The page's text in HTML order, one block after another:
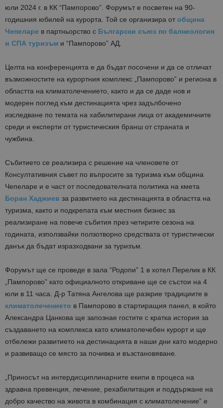
юли 2024 г. в КК “Пампорово”. Форумът е посветен на 90-
годишния юбилей на курорта. Той се организира от община
Чепеларе в партньорство с Български съюз по балнеология
и СПА туризъм и “Пампорово” АД.
Целта на конференцията е да бъдат посочени и да се отличат
възможностите на курортния комплекс „Пампорово” и региона в
областта на климатолечението, както и да се даде нов и
модерен поглед към дестинацията чрез задълбочено
изследване по темата на хабилитирани лица от академичните
среди и експерти от туристическия бранш от страната и
чужбина.
Събитието се реализира с решение на членовете от
Консултативния съвет по въпросите за туризма към община
Чепеларе и е част от последователната политика на кмета
Боран Хаджиев за развитието на дестинацията в областта на
туризма, както и подкрепата към местния бизнес за
реализиране на повече събития през четирите сезона на
годината, използвайки ползотворно средствата от туристически
данък да бъдат изразходвани за туризъм.
Форумът ще се проведе в зала “Родопи” 1 в хотел Перелик в КК
„Пампорово” като официалното откриване ще се състои на 4
юли в 11 часа. Д-р Татяна Ангелова ще разкрие традициите в
климатолечението в Пампорово в стартиращия панел, в който
Александра Цанкова ще запознае гостите с кратка история за
създаването на комплекса като климатолечебен курорт и ще
отбележи развитието на дестинацията в наши дни като модерно
и развиващо се място за почивка и възстановяване.
„Приносът на интердисциплинарните екипи в процеса на
здравна превенция, лечение, рехабилитация и поддържане на
добро качество на живота в комбинация с климатолечение” е